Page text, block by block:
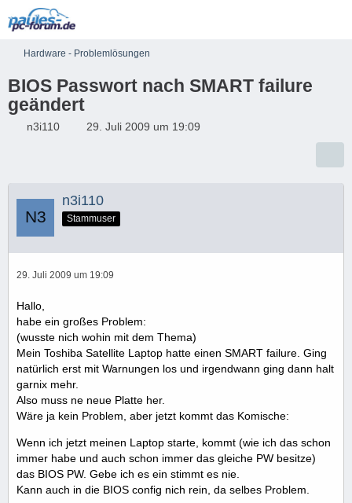
Hardware - Problemlösungen
BIOS Passwort nach SMART failure
geändert
n3i110 29. Juli 2009 um 19:09
n3i110
Stammuser
29. Juli 2009 um 19:09
Hallo,
habe ein großes Problem:
(wusste nich wohin mit dem Thema)
Mein Toshiba Satellite Laptop hatte einen SMART failure. Ging
natürlich erst mit Warnungen los und irgendwann ging dann halt
garnix mehr.
Also muss ne neue Platte her.
Wäre ja kein Problem, aber jetzt kommt das Komische:
Wenn ich jetzt meinen Laptop starte, kommt (wie ich das schon
immer habe und auch schon immer das gleiche PW besitze)
das BIOS PW. Gebe ich es ein stimmt es nie.
Kann auch in die BIOS config nich rein, da selbes Problem.